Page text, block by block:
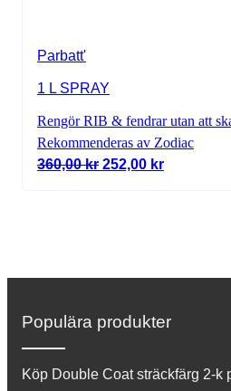
Parbatt'
1 L SPRAY
Rengör RIB & fendrar utan att
Rekommenderas av Zodiac
360,00kr Det ursprungliga
252,00 krDet
Populära produkter
Köp Double Coat sträckfärg 2-k